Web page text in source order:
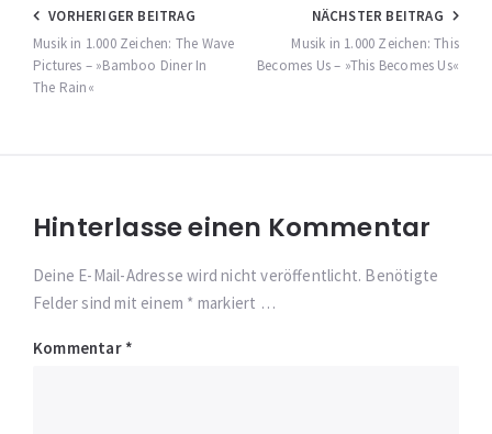
Beitragsnavigation
VORHERIGER BEITRAG
Musik in 1.000 Zeichen: The Wave
Pictures – »Bamboo Diner In
The Rain«
NÄCHSTER BEITRAG
Musik in 1.000 Zeichen: This
Becomes Us – »This Becomes Us«
Hinterlasse einen Kommentar
Deine E-Mail-Adresse wird nicht veröffentlicht. Benötigte
Felder sind mit einem * markiert …
Kommentar *